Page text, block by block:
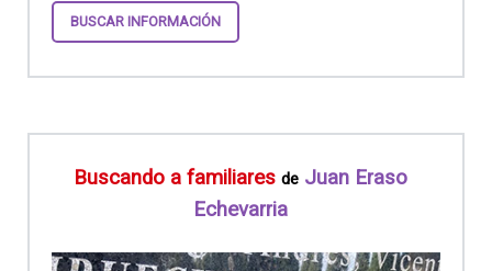
BUSCAR INFORMACIÓN
Buscando a familiares de Juan Eraso
Echevarria